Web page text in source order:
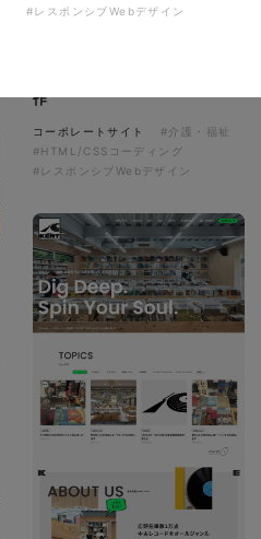
作
コーポレートサイト
#介護・福祉
#HTML/CSSコーディング
#レスポンシブWebデザイン
#レスポンシブWebデザイン